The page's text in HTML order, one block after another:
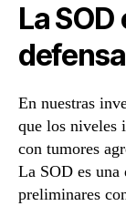
La
En nuestras
que los niveles
con tumores
La SOD es una
preliminares